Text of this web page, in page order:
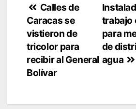
Navegación
de
entradas
trabajo
para
de
agua
Calles de
Caracas se
vistieron de
tricolor para
recibir al General
Bolívar